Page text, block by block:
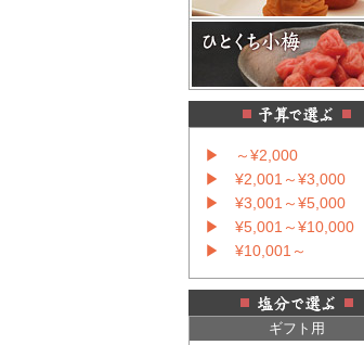
▶ ～¥2,000
▶ ¥2,001～¥3,000
▶ ¥3,001～¥5,000
▶ ¥5,001～¥10,000
▶ ¥10,001～
ギフト用